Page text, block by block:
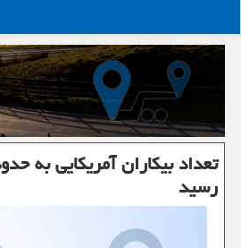
رسید